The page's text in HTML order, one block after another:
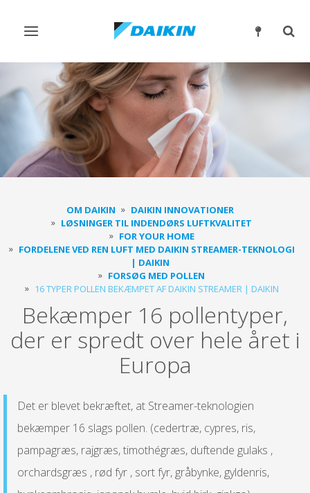
Slå
til/fra
Slå
til/
OM DAIKIN
DAIKIN INNOVATIONER
LØSNINGER TIL INDENDØRS LUFTKVALITET
FOR YOUR HOME
FORDELENE VED REN LUFT MED DAIKIN STREAMER-TEKNOLOGI
| DAIKIN
FORSØG MED POLLEN
16 TYPER POLLEN BEKÆMPET AF DAIKIN STREAMER | DAIKIN
Bekæmper 16 pollentyper,
der er spredt over hele året i
Europa
Det er blevet bekræftet, at Streamer-teknologien
bekæmper 16 slags pollen. (cedertræ, cypres, ris,
pampagræs, rajgræs, timothégræs, duftende gulaks ,
orchardsgræs , rød fyr , sort fyr, gråbynke, gyldenris,